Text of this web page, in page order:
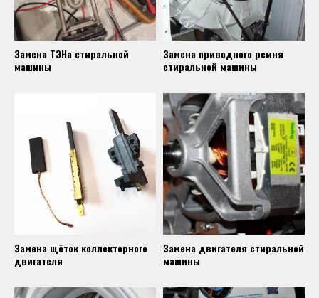
Замена ТЭНа стиральной
машины
Замена приводного ремня
стиральной машины
Замена щёток коллекторного
двигателя
Замена двигателя стиральной
машины